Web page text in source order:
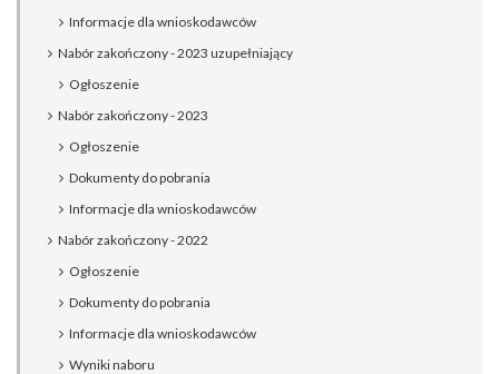
Informacje dla wnioskodawców
Nabór zakończony - 2023 uzupełniający
Ogłoszenie
Nabór zakończony - 2023
Ogłoszenie
Dokumenty do pobrania
Informacje dla wnioskodawców
Nabór zakończony - 2022
Ogłoszenie
Dokumenty do pobrania
Informacje dla wnioskodawców
Wyniki naboru